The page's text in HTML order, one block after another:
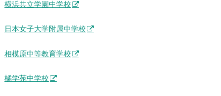
横浜共立学園中学校
日本女子大学附属中学校
相模原中等教育学校
橘学苑中学校